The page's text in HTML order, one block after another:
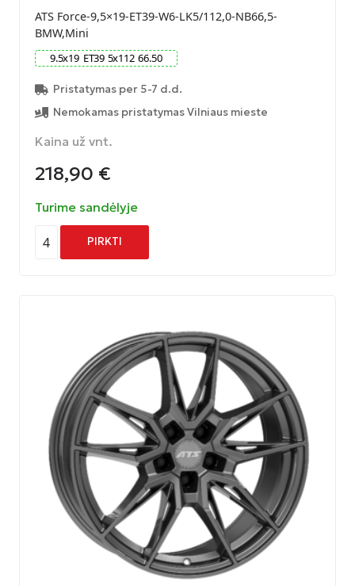
ATS Force-9,5×19-ET39-W6-LK5/112,0-NB66,5-
BMW,Mini
9.5x19 ET39 5x112 66.50
Pristatymas per 5-7 d.d.
Nemokamas pristatymas Vilniaus mieste
Kaina už vnt.
218,90 €
Turime sandėlyje
4 PIRKTI